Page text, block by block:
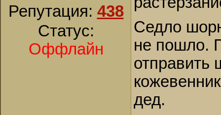
Репутация: 438
Статус:
Оффлайн
Седло
не пошло.
отправить
дед.